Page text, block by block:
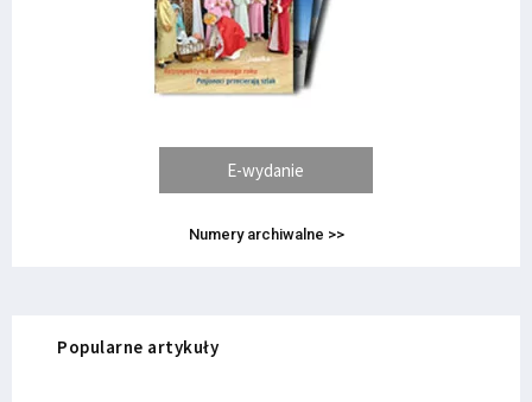
E-wydanie
Numery archiwalne >>
Popularne artykuły